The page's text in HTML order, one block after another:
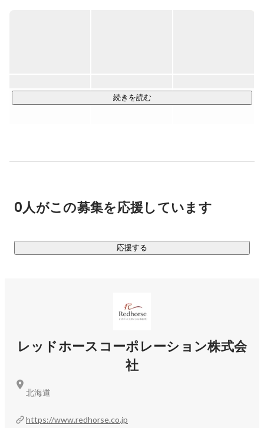
が、数年前に事業転換を行い、 続きを読む
0人がこの募集を応援しています
応援する
レッドホースコーポレーション株式会
社
https://www.redhorse.co.jp
北海道